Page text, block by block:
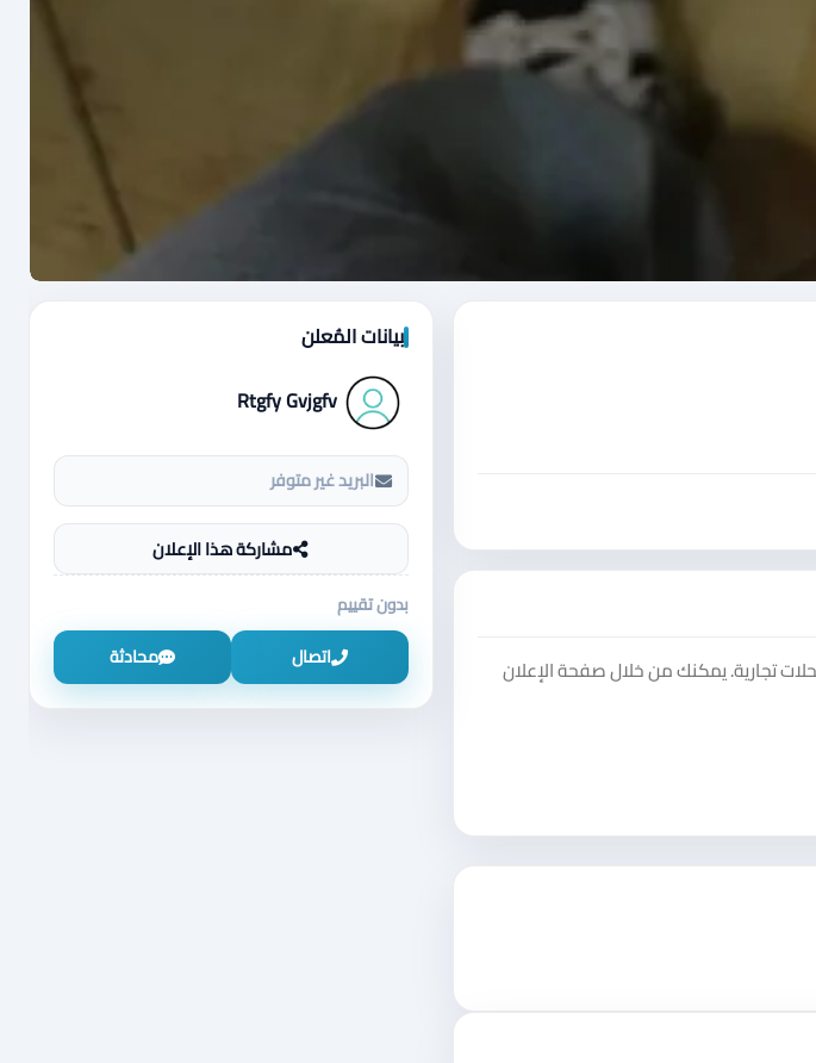
تجارية. يمكنك من خلال صفحة الإعلان
بيانات المُعلن
Rtgfy Gvjgfv
البريد غير متوفر
مشاركة هذا الإعلان
بدون تقييم
اتصال
محادثة